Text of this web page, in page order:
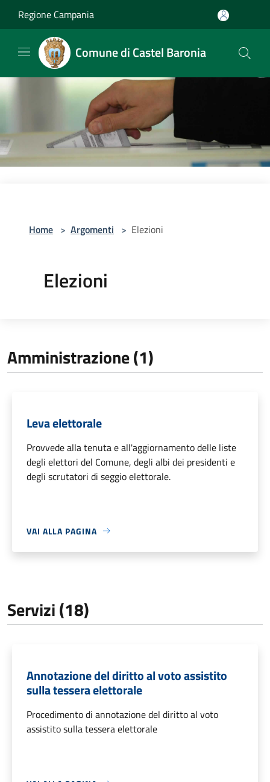
Regione Campania
Comune di Castel Baronia
Home > Argomenti > Elezioni
Elezioni
Amministrazione (1)
Leva elettorale
Provvede alla tenuta e all'aggiornamento delle liste
degli elettori del Comune, degli albi dei presidenti e
degli scrutatori di seggio elettorale.
VAI ALLA PAGINA
Servizi (18)
Annotazione del diritto al voto assistito
sulla tessera elettorale
Procedimento di annotazione del diritto al voto
assistito sulla tessera elettorale